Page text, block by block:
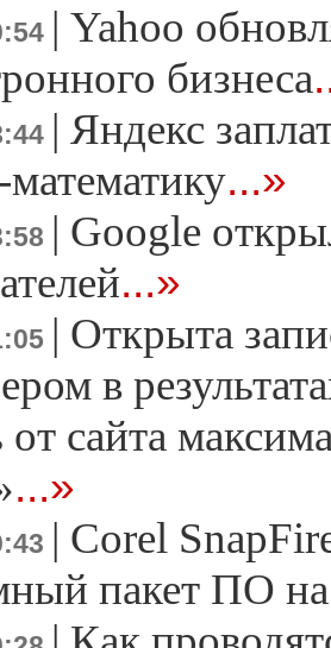
| Yahoo
бизнеса
| Яндекс
...»
| Google
...»
| Открыта
в
от сайта
...»
| Corel
пакет ПО